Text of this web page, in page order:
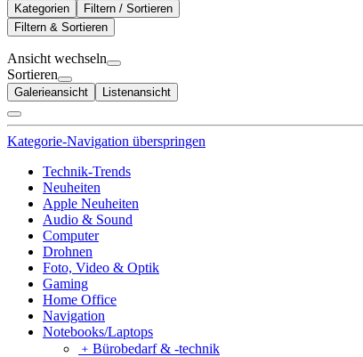
Kategorien
Filtern / Sortieren
Filtern & Sortieren
Ansicht wechseln
Sortieren
Galerieansicht Listenansicht
Kategorie-Navigation überspringen
Technik-Trends
Neuheiten
Apple Neuheiten
Audio & Sound
Computer
Drohnen
Foto, Video & Optik
Gaming
Home Office
Navigation
Notebooks/Laptops
﹢ Bürobedarf & -technik